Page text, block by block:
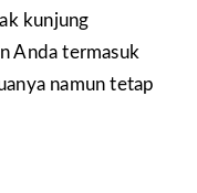
kunjung
Anda termasuk
namun tetap